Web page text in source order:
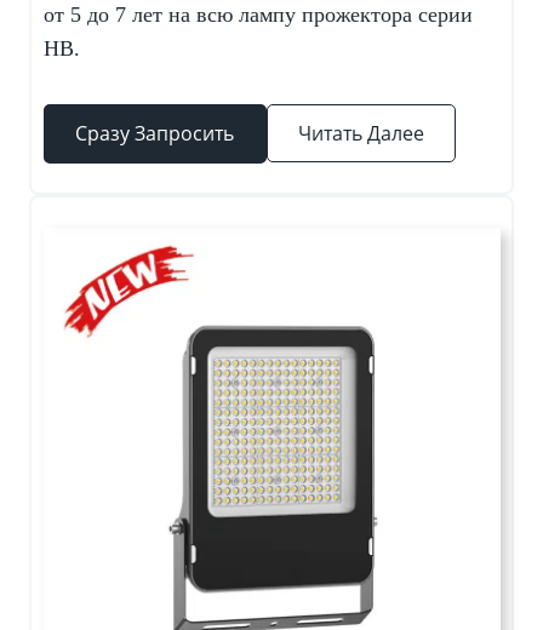
от 5 до 7 лет на всю лампу прожектора серии
HB.
Сразу Запросить Читать Далее